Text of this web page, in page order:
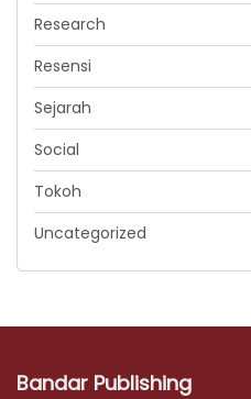
Research
Resensi
Sejarah
Social
Tokoh
Uncategorized
Bandar Publishing